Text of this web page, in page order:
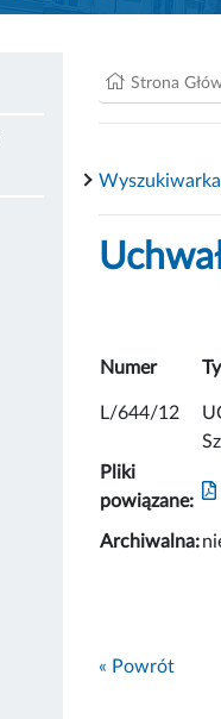
Strona
Numer
L/644/12
Pliki
powiązane:
Archiwalna:
« Powrót